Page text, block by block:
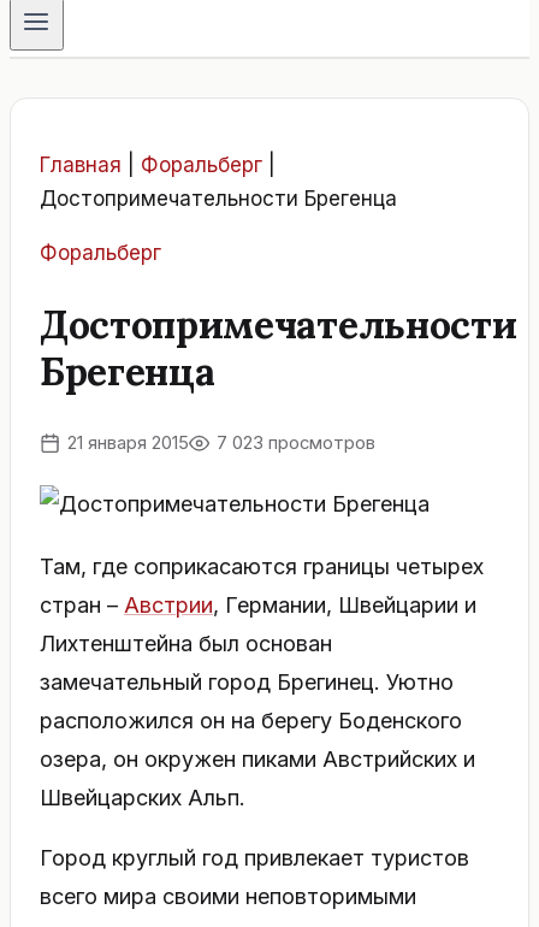
Главная Форальберг
Достопримечательности Брегенца
Форальберг
Достопримечательности
Брегенца
21 января 2015 7 023 просмотров
Там, где соприкасаются границы четырех
стран – Австрии, Германии, Швейцарии и
Лихтенштейна был основан
замечательный город Брегинец. Уютно
расположился он на берегу Боденского
озера, он окружен пиками Австрийских и
Швейцарских Альп.
Город круглый год привлекает туристов
всего мира своими неповторимыми